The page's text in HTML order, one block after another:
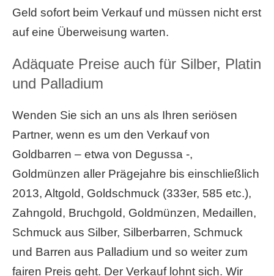
Geld sofort beim Verkauf und müssen nicht erst
auf eine Überweisung warten.
Adäquate Preise auch für Silber, Platin
und Palladium
Wenden Sie sich an uns als Ihren seriösen
Partner, wenn es um den Verkauf von
Goldbarren – etwa von Degussa -,
Goldmünzen aller Prägejahre bis einschließlich
2013, Altgold, Goldschmuck (333er, 585 etc.),
Zahngold, Bruchgold, Goldmünzen, Medaillen,
Schmuck aus Silber, Silberbarren, Schmuck
und Barren aus Palladium und so weiter zum
fairen Preis geht. Der Verkauf lohnt sich. Wir